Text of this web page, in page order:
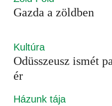
Gazda a zöldben
Kultúra
Odüsszeusz ismét
ér
Házunk tája